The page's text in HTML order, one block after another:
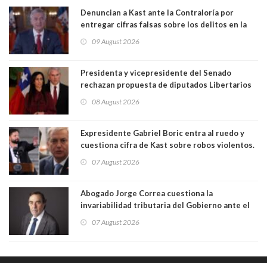
Denuncian a Kast ante la Contraloría por
entregar cifras falsas sobre los delitos en la
09 August 2026
Presidenta y vicepresidente del Senado
rechazan propuesta de diputados Libertarios
"Constituye un camino equivocado"
08 August 2026
Expresidente Gabriel Boric entra al ruedo y
cuestiona cifra de Kast sobre robos violentos.
07 August 2026
Abogado Jorge Correa cuestiona la
invariabilidad tributaria del Gobierno ante el
democracia” y "defendemos la alternancia en el
07 August 2026